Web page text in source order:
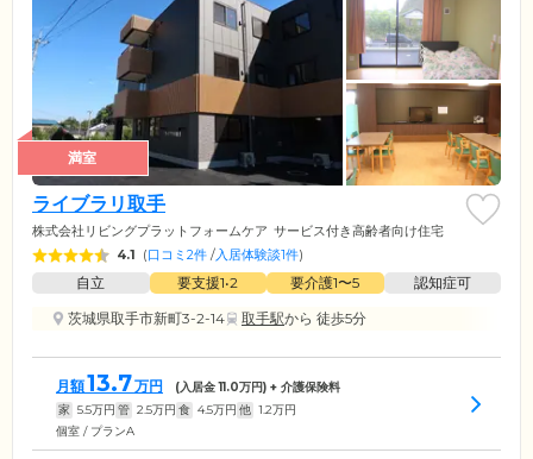
満室
ライブラリ取手
株式会社リビングプラットフォームケア サービス付き高齢者向け住宅
4.1 (口コミ2件 /入居体験談1件)
自立 要支援1•2 要介護1〜5
認知症可
茨城県取手市新町3-2-14
取手駅から 徒歩5分
月額13.7万円 (入居金11.0万円) + 介護保険料
家 5.5万円 管 2.5万円 食 4.5万円 他 1.2万円
個室 / プランA